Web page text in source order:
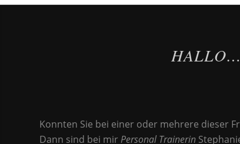
HALLO…
Konnten Sie bei einer oder mehrere dieser
Dann sind bei mirPersonal Trainerin